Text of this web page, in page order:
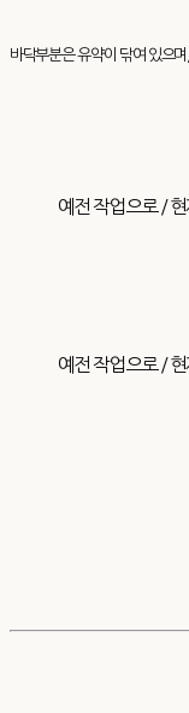
바닥부분은 유약이 닦여 있으
예전 작업으로 /
예전 작업으로 /